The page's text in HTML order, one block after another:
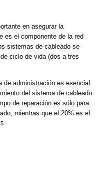
en asegurar la
es el componente de la red
sistemas de cableado se
ciclo de vida (dos a tres
de administración es esencial
del sistema de cableado.
de reparación es sólo para
mientras que el 20% es el
5